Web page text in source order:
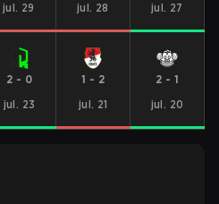
jul. 29
jul. 28
jul. 27
2 - 0
jul. 23
1 - 2
jul. 21
2 - 1
jul. 20